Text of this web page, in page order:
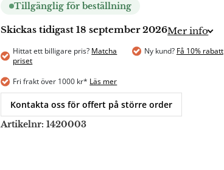
Tillgänglig för beställning
Skickas tidigast 18 september 2026Mer info
Hittat ett billigare pris? Matcha
priset
Ny kund? Få 10% rabatt
Fri frakt över 1000 kr* Läs mer
Kontakta oss för offert på större order
Artikelnr:1420003